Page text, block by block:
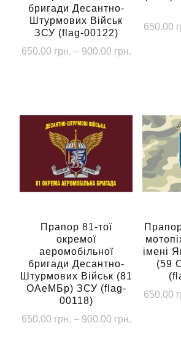
бригади Десантно-
Штурмових Військ
ЗСУ (flag-00122)
650.00 грн. – 900.00 грн.
900.00 грн.
кілька
варіантів.
Параметри
можна
вибрати
сторінці
товару
650.00
Прапор 81-тої
окремої
аеромобільної
бригади Десантно-
Штурмових Військ (81
ОАеМБр) ЗСУ (flag-
00118)
650.00 грн. – 900.00 грн.Діапазон
імені
(59
650.00